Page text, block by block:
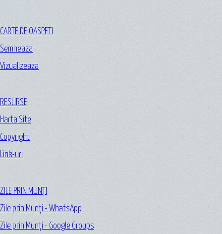
CARTE DE OASPETI
Semneaza
Vizualizeaza
RESURSE
Harta Site
Copyright
Link-uri
ZILE PRIN MUNȚI
Zile prin Munți - WhatsApp
Zile prin Munți - Google Groups